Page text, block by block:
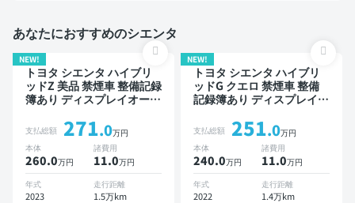
あなたにおすすめのシエンタ
NEW!
トヨタ シエンタ ハイブリ
ッドZ 美品 禁煙車 整備記録
簿あり ディスプレイオーデ
トモニター オートクルーズ
スマートキー ETC バック
モニター ドライブレコーダ
ー 衝突軽減 両側電動スラ
イドドア
支払総額 271.0万円
本体
260.0万円
諸費用
11.0万円
年式
2023
走行距離
1.5万km
NEW!
トヨタ シエンタ ハイブリ
ッドG クエロ 禁煙車 整備
記録簿あり ディスプレイオ
ズ スマートキー ETC バッ
クモニター 全方位カメラ
ドライブレコーダー 衝突軽
減 両側電動スライドドア 7
人乗り
支払総額 251.0万円
本体
240.0万円
諸費用
11.0万円
年式
2022
走行距離
1.4万km